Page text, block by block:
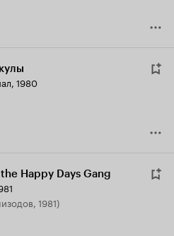
1980
Happy Days Gang
1981)